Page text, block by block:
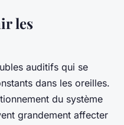
les
auditifs qui se
dans les oreilles.
du système
grandement affecter